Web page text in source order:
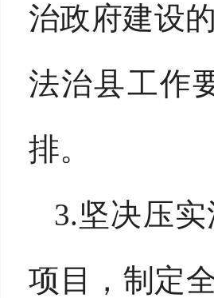
治政府建设
法治县工作
排。
3.坚决压
项目，制定